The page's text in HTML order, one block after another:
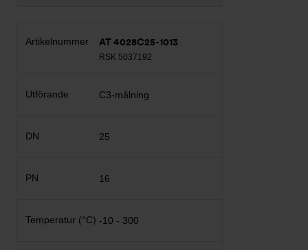
AT 4028C25-1013
RSK 5037192
C3-målning
25
16
-10 - 300